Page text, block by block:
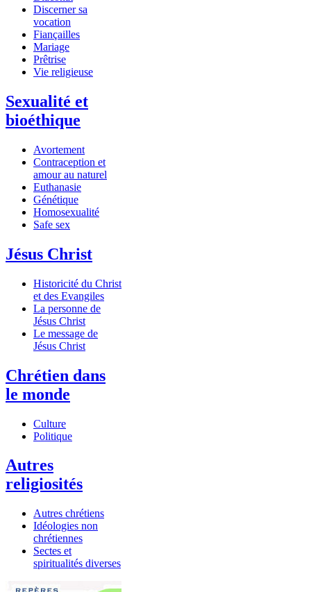
Discerner sa
vocation
Fiançailles
Mariage
Prêtrise
Vie religieuse
Sexualité et
bioéthique
Avortement
Contraception et
amour au naturel
Euthanasie
Génétique
Homosexualité
Safe sex
Jésus Christ
Historicité du Christ
et des Evangiles
La personne de
Jésus Christ
Le message de
Jésus Christ
Chrétien dans
le monde
Culture
Politique
Autres
religiosités
Autres chrétiens
Idéologies non
chrétiennes
Sectes et
spiritualités diverses